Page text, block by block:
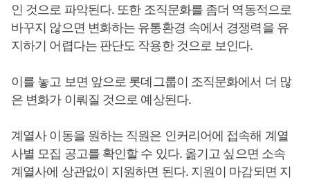
인 것으로 파악된다. 또한 조직문화를 좀더 역동적으로
바꾸지 않으면 변화하는 유통환경 속에서 경쟁력을 유
지하기 어렵다는 판단도 작용한 것으로 보인다.
이를 놓고 보면 앞으로 롯데그룹이 조직문화에서 더 많
은 변화가 이뤄질 것으로 예상된다.
계열사 이동을 원하는 직원은 인커리어에 접속해 계열
사별 모집 공고를 확인할 수 있다. 옮기고 싶으면 소속
계열사에 상관없이 지원하면 된다. 지원이 마감되면 지